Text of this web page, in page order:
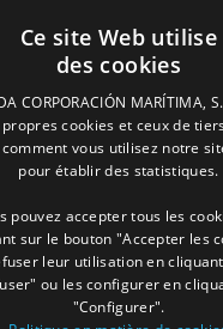
de 30 immigrés.
promues par tous ces
en alimentation de
d’aliments, de
ou de matériel
entre autres produits.
de la communauté
solidaires a
9 tonnes de nourriture,
d’hygiène, 36.400 unités
jeux éducatifs et jouets,
Ce site Web utilise
des cookies
CORPORACIÓN MARÍTIMA,
propres cookies et ceux de
vous utilisez notre
pour établir des statistiques.
pouvez accepter tous les
sur le bouton "Accepter les
leur utilisation en
ou les configurer en
"Configurer".